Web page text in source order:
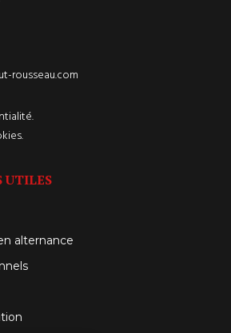
rousseau.com
UTILES
alternance